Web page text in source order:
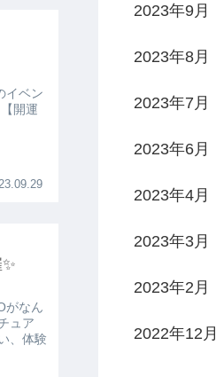
2023年9月
2023年8月
2023年7月
2023年6月
2023年4月
2023年3月
2023年2月
2022年12月